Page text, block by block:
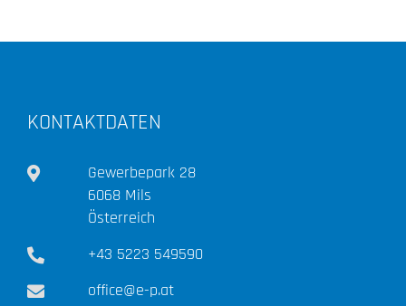
KONTAKTDATEN
Gewerbepark 28
6068 Mils
Österreich
+43 5223 549590
office@e-p.at